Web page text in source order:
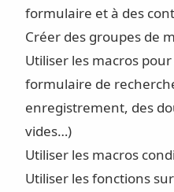
formulaire et à des
Créer des groupes de
Utiliser les macros
formulaire de
enregistrement, des
vides…)
Utiliser les macros
Utiliser les fonctions